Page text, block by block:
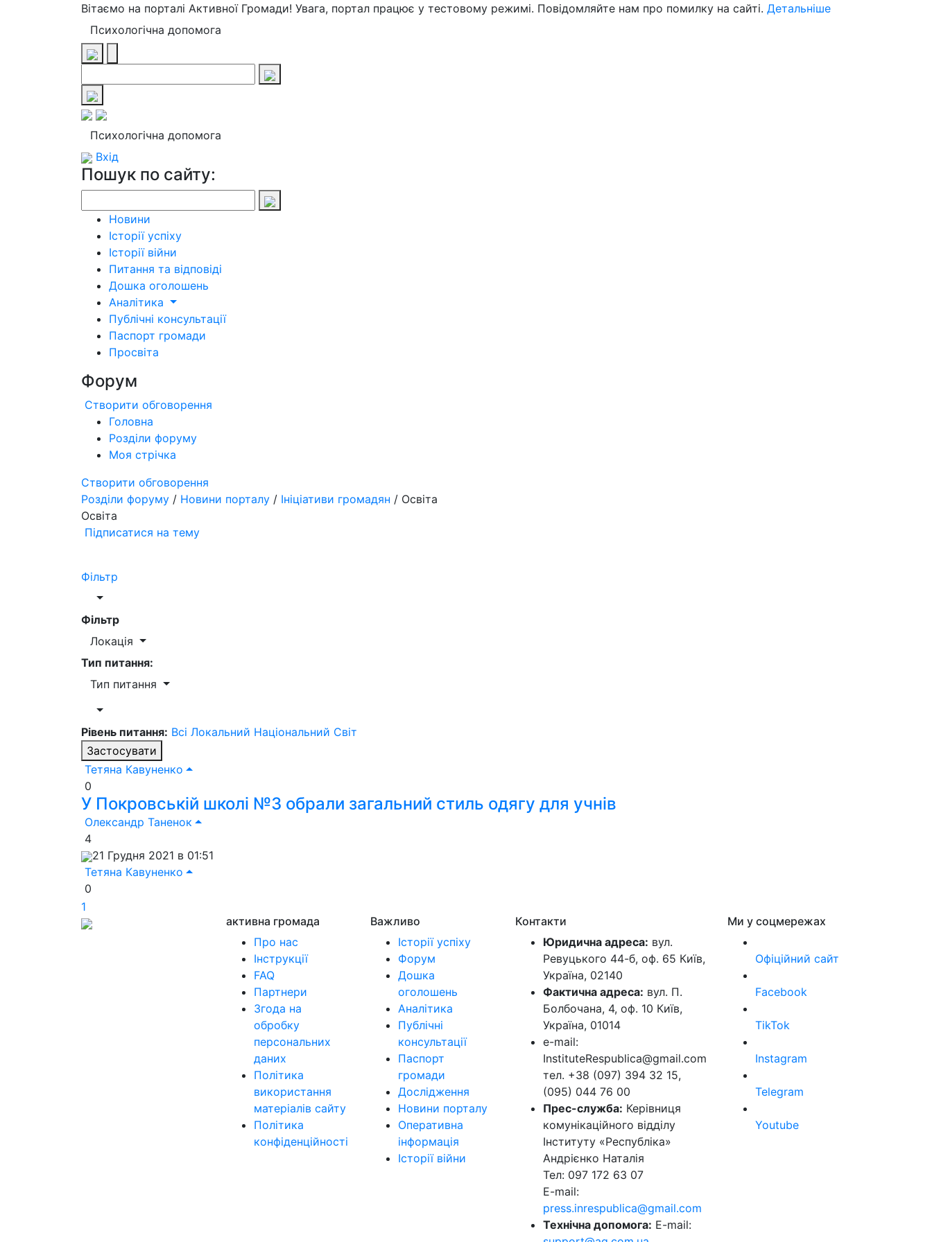
Вітаємо на порталі Активної Громади! Увага, портал працює у тестовому режимі. Повідомляйте нам про помилку на сайті. Детальніше
Психологічна допомога
Психологічна допомога
Вхід
Пошук по сайту:
Новини
Історії успіху
Історії війни
Питання та відповіді
Дошка оголошень
Аналітика
Публічні консультації
Паспорт громади
Просвіта
Форум
Створити обговорення
Головна
Розділи форуму
Моя стрічка
Створити обговорення
Розділи форуму / Новини порталу / Ініціативи громадян / Освіта
Освіта
Підписатися на тему
Фільтр
Фільтр
Локація
Тип питання:
Тип питання
Рівень питання: Всі Локальний Національний Світ
Застосувати
Тетяна Кавуненко
0
У Покровській школі №3 обрали загальний стиль одягу для учнів
Олександр Таненок
4
21 Грудня 2021 в 01:51
Тетяна Кавуненко
0
1
активна громада
Про нас
Інструкції
FAQ
Партнери
Згода на
обробку
персональних
даних
Політика
використання
матеріалів сайту
Політика
конфіденційності
Важливо
Історії успіху
Форум
Дошка
оголошень
Аналітика
Публічні
консультації
Паспорт
громади
Дослідження
Новини порталу
Оперативна
інформація
Історії війни
Контакти
Юридична адреса: вул.
Ревуцького 44-б, оф. 65 Київ,
Україна, 02140
Фактична адреса: вул. П.
Болбочана, 4, оф. 10 Київ,
Україна, 01014
e-mail:
InstituteRespublica@gmail.com
тел. +38 (097) 394 32 15,
(095) 044 76 00
Прес-служба: Керівниця
комунікаційного відділу
Інституту «Республіка»
Андрієнко Наталія
Тел: 097 172 63 07
E-mail:
press.inrespublica@gmail.com
Технічна допомога: E-mail:
Ми у соцмережах
Офіційний сайт
Facebook
TikTok
Instagram
Telegram
Youtube